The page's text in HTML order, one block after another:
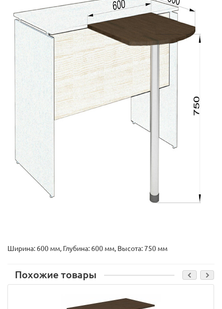
Ширина: 600 мм, Глубина: 600 мм, Высота: 750 мм
Похожие товары